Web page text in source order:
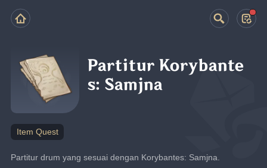
Partitur Korybante
s: Samjna
Item Quest
Partitur drum yang sesuai dengan Korybantes: Samjna.